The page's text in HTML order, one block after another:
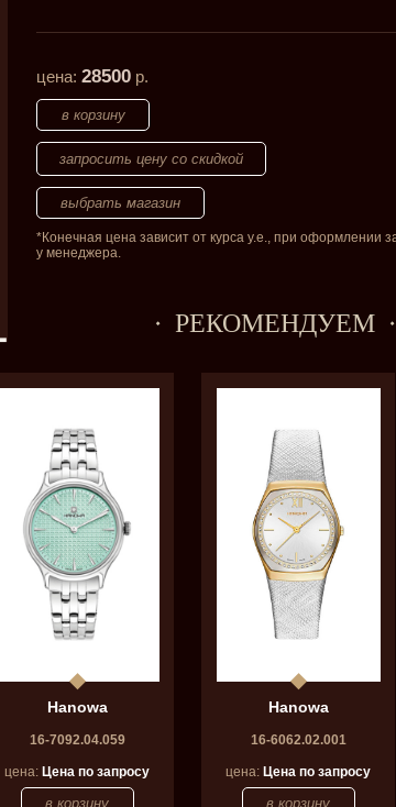
цена: 28500 р.
запросить цену со скидкой
*Конечная цена зависит от курса у.е., при оформлении
у менеджера.
РЕКОМЕНДУЕМ
Hanowa
16-7092.04.059
цена: Цена по запросу
Hanowa
16-6062.02.001
цена: Цена по запросу